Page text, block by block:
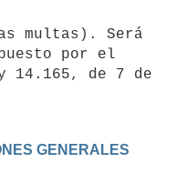
por el
de 7 de
GENERALES